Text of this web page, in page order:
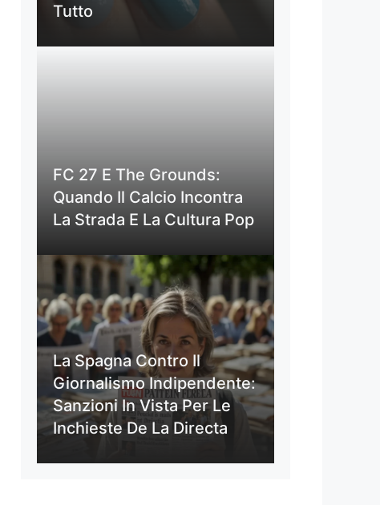
Tutto
FC 27 E The Grounds:
Quando Il Calcio Incontra
La Strada E La Cultura Pop
La Spagna Contro Il
Giornalismo Indipendente:
Sanzioni In Vista Per Le
Inchieste De La Directa